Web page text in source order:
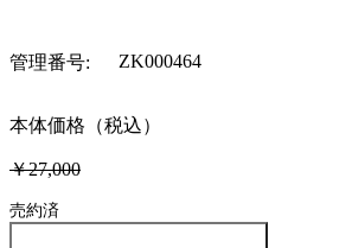
管理番号: ZK000464
本体価格（税込）
￥27,000
売約済